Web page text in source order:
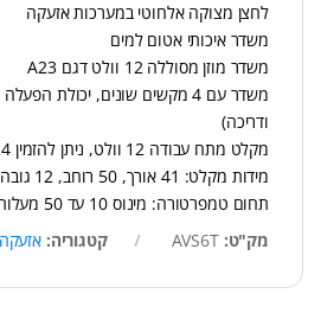
לחצן מצוקה אלחוטי במערכות אזעקה
משדר איכותי אטום למים
משדר מוזן מסוללה 12 וולט דגם A23
משדר עם 4 מקשים שונים, יכולת
ודריכה)
מקלט מתח עבודה 12 וולט, ניתן להזמין 24 וולט
מידות מקלט: 41 אורך, 50 רוחב, 12 גובה (מ”מ)
תחום טמפרטורה: מינוס 10 עד 50 מעלות צלסיוס
מק"ט:AVS6T קטגוריה: